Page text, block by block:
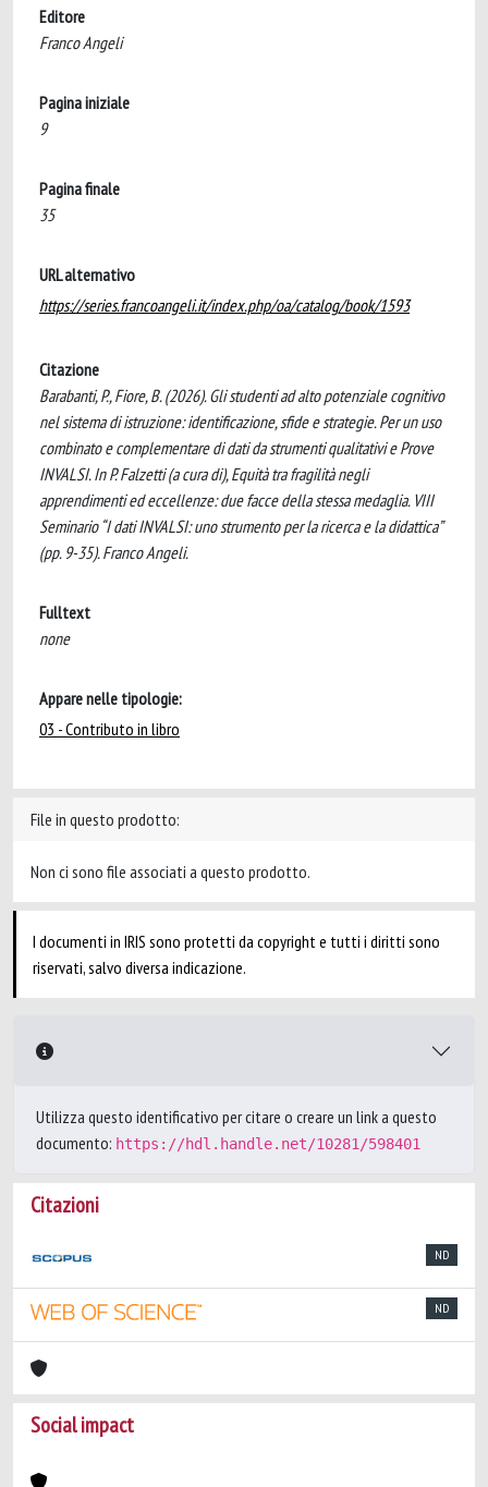
Editore
Franco Angeli
Pagina iniziale
9
Pagina finale
35
URL alternativo
https://series.francoangeli.it/index.php/oa/catalog/book/1593
Citazione
Barabanti, P., Fiore, B. (2026). Gli studenti ad alto potenziale cognitivo
nel sistema di istruzione: identificazione, sfide e strategie. Per un uso
combinato e complementare di dati da strumenti qualitativi e Prove
INVALSI. In P. Falzetti (a cura di), Equità tra fragilità negli
apprendimenti ed eccellenze: due facce della stessa medaglia. VIII
Seminario “I dati INVALSI: uno strumento per la ricerca e la didattica”
(pp. 9-35). Franco Angeli.
Fulltext
none
Appare nelle tipologie:
03 - Contributo in libro
File in questo prodotto:
Non ci sono file associati a questo prodotto.
I documenti in IRIS sono protetti da copyright e tutti i diritti sono
riservati, salvo diversa indicazione.
Utilizza questo identificativo per citare o creare un link a questo
documento: https://hdl.handle.net/10281/598401
Citazioni
ND
ND
Social impact